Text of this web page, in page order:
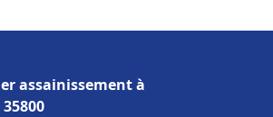
assainissement à